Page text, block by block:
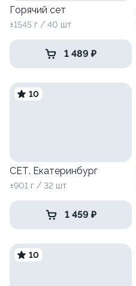
Горячий сет
±1545 г / 40 шт
1 489 ₽
10
СЕТ. Екатеринбург
±901 г / 32 шт
1 459 ₽
10